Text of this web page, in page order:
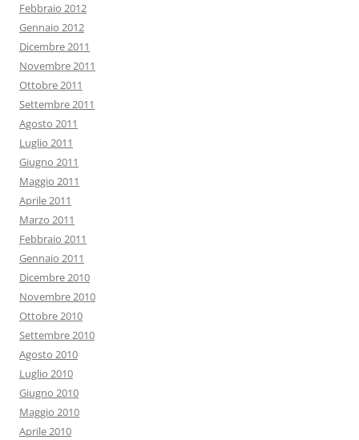
Febbraio 2012
Gennaio 2012
Dicembre 2011
Novembre 2011
Ottobre 2011
Settembre 2011
Agosto 2011
Luglio 2011
Giugno 2011
Maggio 2011
Aprile 2011
Marzo 2011
Febbraio 2011
Gennaio 2011
Dicembre 2010
Novembre 2010
Ottobre 2010
Settembre 2010
Agosto 2010
Luglio 2010
Giugno 2010
Maggio 2010
Aprile 2010